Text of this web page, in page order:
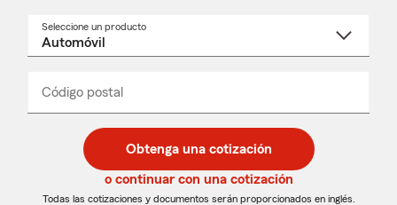
Seleccione un producto
desplegable
Código postal
de
5
dígitos
de
5
dígitos
_____
Obtenga una cotización
o continuar con una cotización
Todas las cotizaciones y documentos serán proporcionados en inglés.